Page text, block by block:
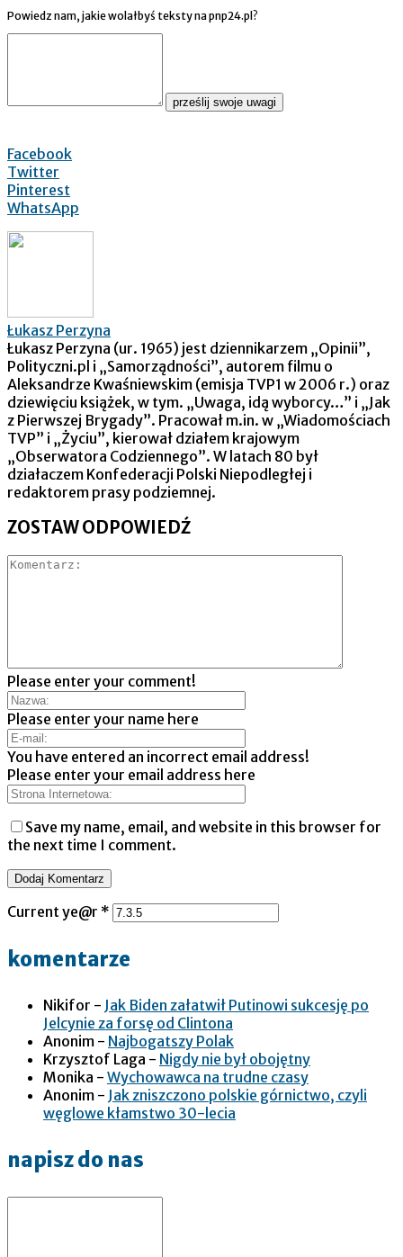
Powiedz nam, jakie wolałbyś teksty na pnp24.pl?
prześlij swoje uwagi
Facebook
Twitter
Pinterest
WhatsApp
Łukasz Perzyna
Łukasz Perzyna (ur. 1965) jest dziennikarzem „Opinii”,
Polityczni.pl i „Samorządności”, autorem filmu o
Aleksandrze Kwaśniewskim (emisja TVP1 w 2006 r.) oraz
dziewięciu książek, w tym. „Uwaga, idą wyborcy…” i „Jak
z Pierwszej Brygady”. Pracował m.in. w „Wiadomościach
TVP” i „Życiu”, kierował działem krajowym
„Obserwatora Codziennego”. W latach 80 był
działaczem Konfederacji Polski Niepodległej i
redaktorem prasy podziemnej.
ZOSTAW ODPOWIEDŹ
Please enter your comment!
Please enter your name here
You have entered an incorrect email address!
Please enter your email address here
Save my name, email, and website in this browser for
the next time I comment.
Current ye@r *
komentarze
Nikifor - Jak Biden załatwił Putinowi sukcesję po
Jelcynie za forsę od Clintona
Anonim - Najbogatszy Polak
Krzysztof Laga - Nigdy nie był obojętny
Monika - Wychowawca na trudne czasy
Anonim - Jak zniszczono polskie górnictwo, czyli
węglowe kłamstwo 30-lecia
napisz do nas